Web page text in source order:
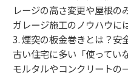
レージの高さ変更や屋根の
ガレージ施工のノウハウに
3. 煙突の板金巻きとは？安
古い住宅に多い「使ってい
モルタルやコンクリートの